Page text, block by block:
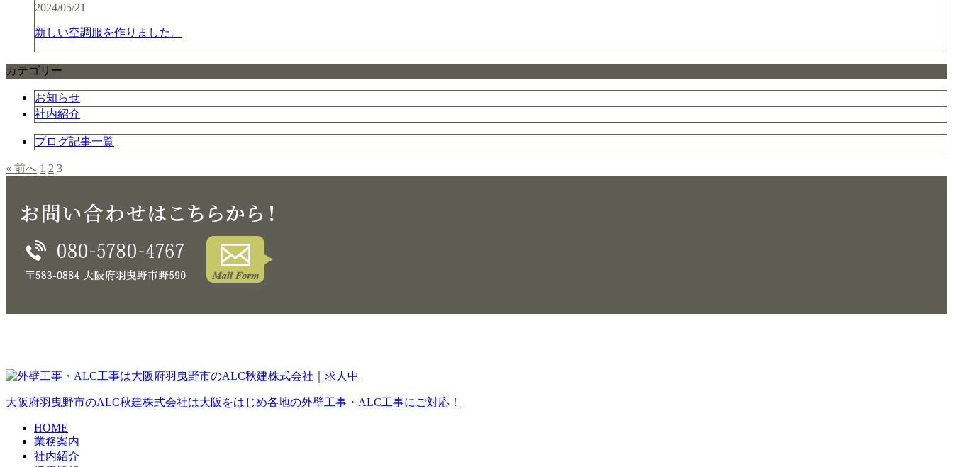
2024/05/21
新しい空調服を作りました。
カテゴリー
お知らせ
社内紹介
ブログ記事一覧
« 前へ 1 2 3
大阪府羽曳野市のALC秋建株式会社は大阪をはじめ各地の外壁工事・ALC工事にご対応！
HOME
業務案内
社内紹介